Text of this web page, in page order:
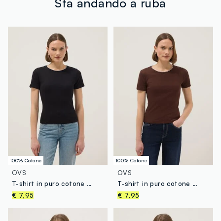
Clicca qui per vedere i dettagli
Fornitore di prodotto finito
MONDOL FABRICS LIMITED
MADE IN BANGLADESH
100% Cotone
OVS
T-shirt in puro cotone nero regular fit con cucitura a contrasto
€ 7,95
100% Cotone
OVS
T-shirt in puro cotone marrone regular fit con cucitura a contrasto
€ 7,95